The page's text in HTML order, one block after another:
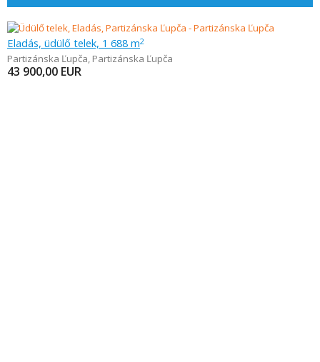
Eladás, üdülő telek, 1 688 m2
Partizánska Ľupča, Partizánska Ľupča
43 900,00 EUR